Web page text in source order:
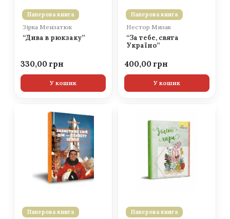
Паперова книга
Зірка Мензатюк
“Дива в рюкзаку”
330,00
У кошик
Паперова книга
Нестор Мизак
“За тебе, свята
Україно”
400,00
У кошик
Паперова книга Паперова книга